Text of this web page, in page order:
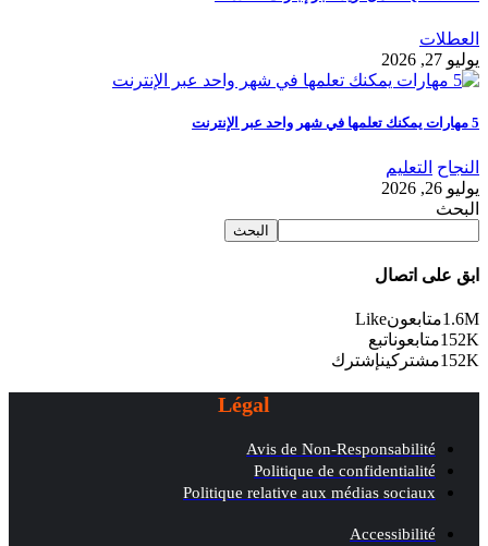
العطلات
يوليو 27, 2026
5 مهارات يمكنك تعلمها في شهر واحد عبر الإنترنت
النجاح التعليم
يوليو 26, 2026
البحث
البحث
ابق على اتصال
1.6MمتابعونLike
152Kمتابعوناتبع
152Kمشتركينإشترك
Légal
Avis de Non-Responsabilité
Politique de confidentialité
Politique relative aux médias sociaux
Accessibilité